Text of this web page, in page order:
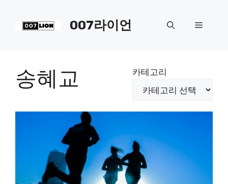
007라이언 메
송혜교 카테고리